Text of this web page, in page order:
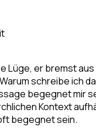
Lüge, er bremst
schreibe ich
begegnet mir
Kontext
begegnet sein.